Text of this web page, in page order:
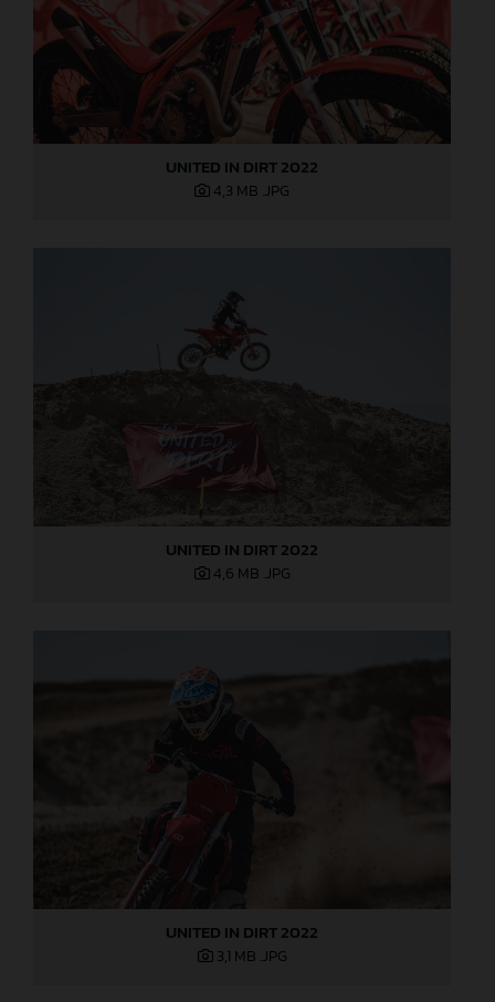
UNITED IN DIRT 2022
4,3 MB .JPG
UNITED IN DIRT 2022
4,6 MB .JPG
UNITED IN DIRT 2022
3,1 MB .JPG